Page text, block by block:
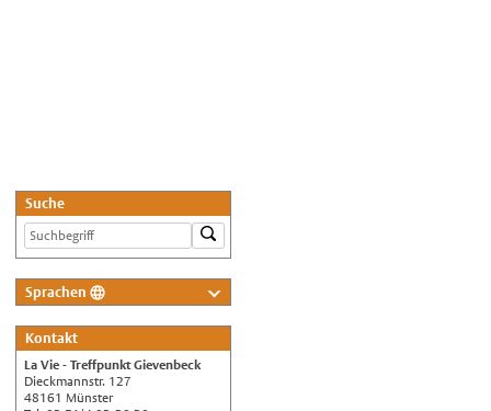
Suche
Sprachen
Nederlands
English
Kontakt
La Vie - Treffpunkt Gievenbeck
Dieckmannstr. 127
48161 Münster